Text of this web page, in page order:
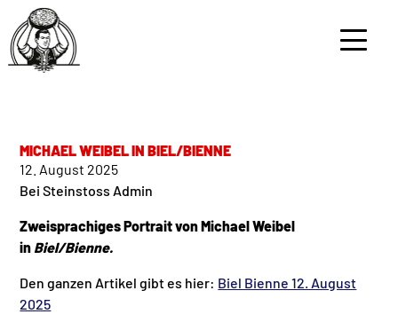
MICHAEL WEIBEL IN BIEL/BIENNE
12. August 2025
Bei Steinstoss Admin
Zweisprachiges Portrait von Michael Weibel
in Biel/Bienne.
Den ganzen Artikel gibt es hier: Biel Bienne 12. August
2025